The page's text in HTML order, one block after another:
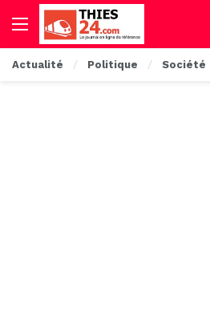
Actualité Politique Société